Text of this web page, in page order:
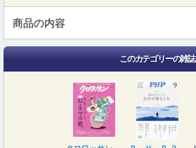
商品の内容
このカテゴリーの雑誌